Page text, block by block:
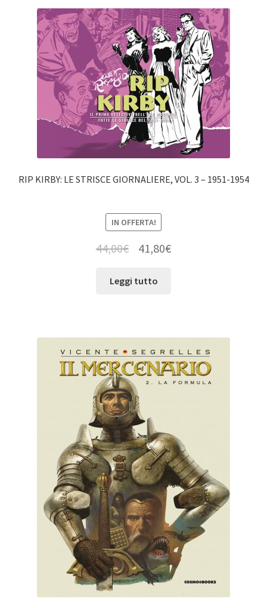
RIP KIRBY: LE STRISCE GIORNALIERE, VOL. 3 – 1951-1954
IN OFFERTA!
44,00€ 41,80€
Leggi tutto